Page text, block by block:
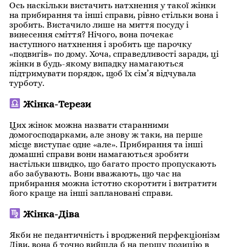
Ось наскільки вистачить натхнення у такої жінки
на прибирання та інші справи, рівно стільки вона і
зробить. Вистачило лише на миття посуду і
винесення сміття? Нічого, вона почекає
наступного натхнення і зробить ще парочку
«подвигів» по ​​дому. Хоча, справедливості заради, ці
жінки в будь-якому випадку намагаються
підтримувати порядок, щоб їх сім’я відчувала
турботу.
Жінка-Терези
Цих жінок можна назвати старанними
домогосподарками, але знову ж таки, на перше
місце виступає одне «але». Прибирання та інші
домашні справи вони намагаються зробити
настільки швидко, що багато просто пропускають
або забувають. Вони вважають, що час на
прибирання можна істотно скоротити і витратити
його краще на інші заплановані справи.
Жінка-Діва
Якби не педантичність і вроджений перфекціонізм
Діви, вона б точно вийшла б на першу позицію в